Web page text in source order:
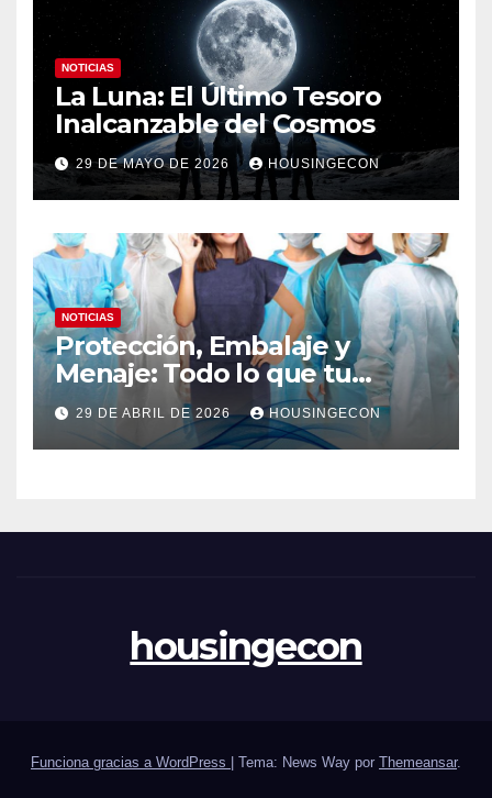
NOTICIAS
La Luna: El Último Tesoro
Inalcanzable del Cosmos
29 DE MAYO DE 2026 HOUSINGECON
NOTICIAS
Protección, Embalaje y
Menaje: Todo lo que tu
negocio necesita en un solo
lugar
29 DE ABRIL DE 2026 HOUSINGECON
housingecon
Funciona gracias a WordPress Tema: News Way por Themeansar.